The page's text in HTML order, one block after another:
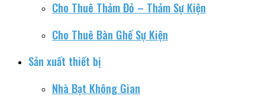
Cho Thuê Thảm Đỏ – Thảm Sự Kiện
Cho Thuê Bàn Ghế Sự Kiện
Sản xuất thiết bị
Nhà Bạt Không Gian